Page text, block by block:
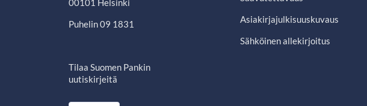
Puhelin 09 1831
Tilaa Suomen Pankin
uutiskirjeitä
Asiakirjajulkisuuskuvaus
Sähköinen allekirjoitus